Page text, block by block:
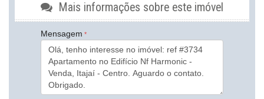
TV a Cabo
Infra para Ar Split
Andar Alto
Vista Livre
Acabamento em Gesso
Fechadura Eletrônica
Vista Panorâmica
Área de Serviço
Mais informações sobre este imóvel
Mensagem